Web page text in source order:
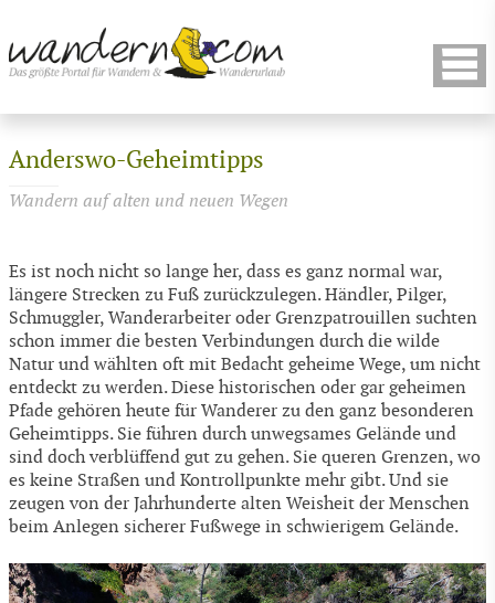
Anderswo-Geheimtipps
Wandern auf alten und neuen Wegen
Es ist noch nicht so lange her, dass es ganz normal war,
längere Strecken zu Fuß zurückzulegen. Händler, Pilger,
Schmuggler, Wanderarbeiter oder Grenzpatrouillen suchten
schon immer die besten Verbindungen durch die wilde
Natur und wählten oft mit Bedacht geheime Wege, um nicht
entdeckt zu werden. Diese historischen oder gar geheimen
Pfade gehören heute für Wanderer zu den ganz besonderen
Geheimtipps. Sie führen durch unwegsames Gelände und
sind doch verblüffend gut zu gehen. Sie queren Grenzen, wo
es keine Straßen und Kontrollpunkte mehr gibt. Und sie
zeugen von der Jahrhunderte alten Weisheit der Menschen
beim Anlegen sicherer Fußwege in schwierigem Gelände.